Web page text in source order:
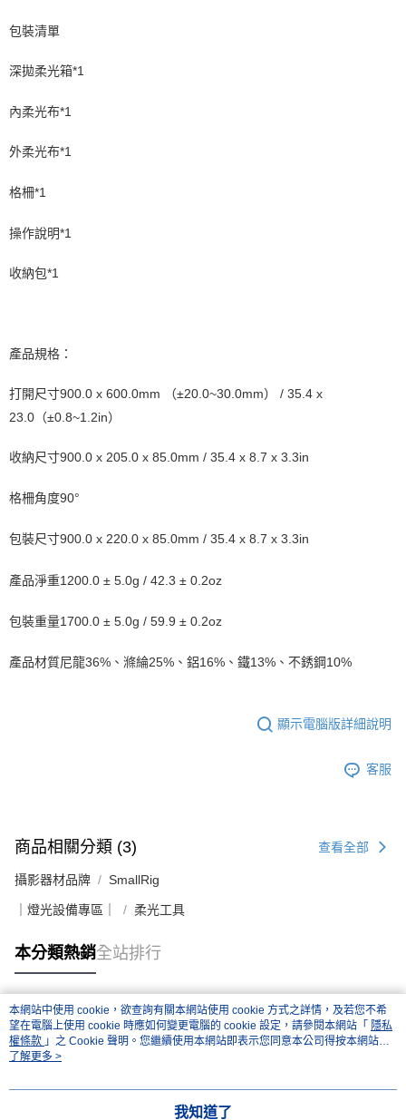
包裝清單
深拋柔光箱*1
內柔光布*1
外柔光布*1
格柵*1
操作說明*1
收納包*1
產品規格：
打開尺寸900.0 x 600.0mm （±20.0~30.0mm） / 35.4 x
23.0（±0.8~1.2in）
收納尺寸900.0 x 205.0 x 85.0mm / 35.4 x 8.7 x 3.3in
格柵角度90°
包裝尺寸900.0 x 220.0 x 85.0mm / 35.4 x 8.7 x 3.3in
產品淨重1200.0 ± 5.0g / 42.3 ± 0.2oz
包裝重量1700.0 ± 5.0g / 59.9 ± 0.2oz
產品材質尼龍36%、滌綸25%、鋁16%、鐵13%、不銹鋼10%
顯示電腦版詳細說明
客服
商品相關分類 (3) 查看全部
攝影器材品牌 SmallRig
｜燈光設備專區｜ 柔光工具
本分類熱銷全站排行
熱門標籤
本網站中使用 cookie，欲查詢有關本網站使用 cookie 方式之詳情，及若您不希
望在電腦上使用 cookie 時應如何變更電腦的 cookie 設定，請參閱本網站「 隱私
權條款 」之 Cookie 聲明。您繼續使用本網站即表示您同意本公司得按本網站使
用條款之 Cookie 聲明使用 cookie。
了解更多 >
我知道了